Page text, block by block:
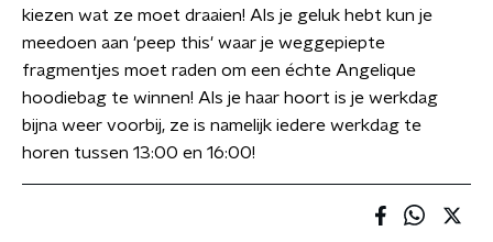
kiezen wat ze moet draaien! Als je geluk hebt kun je
meedoen aan 'peep this' waar je weggepiepte
fragmentjes moet raden om een échte Angelique
hoodiebag te winnen! Als je haar hoort is je werkdag
bijna weer voorbij, ze is namelijk iedere werkdag te
horen tussen 13:00 en 16:00!